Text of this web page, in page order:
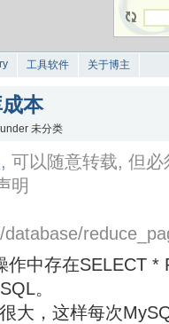
工具软件 关于博主
本
under 未分类
, 可以随意转载, 但
明
作中存在SELECT *
。
大，这样每次